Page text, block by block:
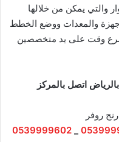
والتي يمكن من خلالها
والمعدات ووضع الخطط
وقت على يد متخصصين
اتصل بالمركز
روفر
0539999602